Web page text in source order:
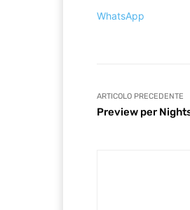
WhatsApp
ARTICOLO PRECEDENTE
Preview per